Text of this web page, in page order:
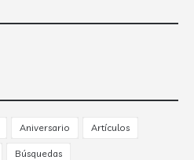
Aniversario Artículos
Búsquedas